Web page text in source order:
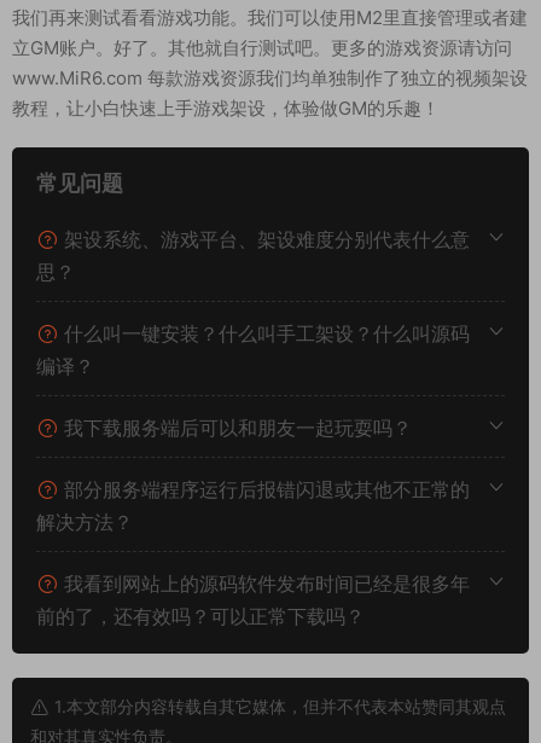
我们再来测试看看游戏功能。我们可以使用M2里直接管理或者建
立GM账户。好了。其他就自行测试吧。更多的游戏资源请访问
www.MiR6.com 每款游戏资源我们均单独制作了独立的视频架设
教程，让小白快速上手游戏架设，体验做GM的乐趣！
常见问题
架设系统、游戏平台、架设难度分别代表什么意
思？
什么叫一键安装？什么叫手工架设？什么叫源码
编译？
我下载服务端后可以和朋友一起玩耍吗？
部分服务端程序运行后报错闪退或其他不正常的
解决方法？
我看到网站上的源码软件发布时间已经是很多年
前的了，还有效吗？可以正常下载吗？
1.本文部分内容转载自其它媒体，但并不代表本站赞同其观点
和对其真实性负责。